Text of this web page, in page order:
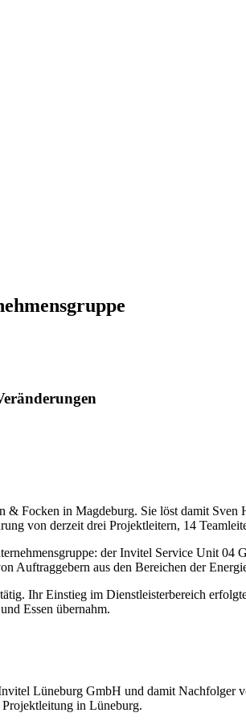
& Focken in Magdeburg. Sie löst damit
von derzeit drei Projektleitern, 14
der Invitel Service Unit
Auftraggebern aus den Bereichen der
Ihr Einstieg im Dienstleisterbereich
Essen übernahm.
Lüneburg GmbH und damit Nachfolger
in Lüneburg.